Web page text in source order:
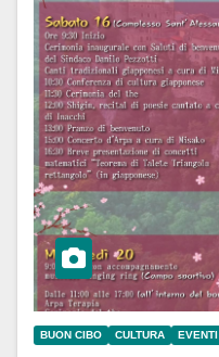
BUON CIBO CULTURA EVENTI